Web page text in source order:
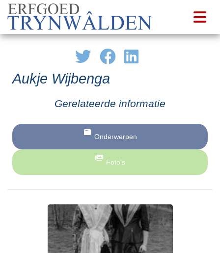
Aukje Wijbenga
Gerelateerde informatie
Onderwerpen
Foto’s